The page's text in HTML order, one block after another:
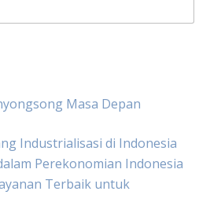
Masa Depan
Industrialisasi di Indonesia
Perekonomian Indonesia
Terbaik untuk